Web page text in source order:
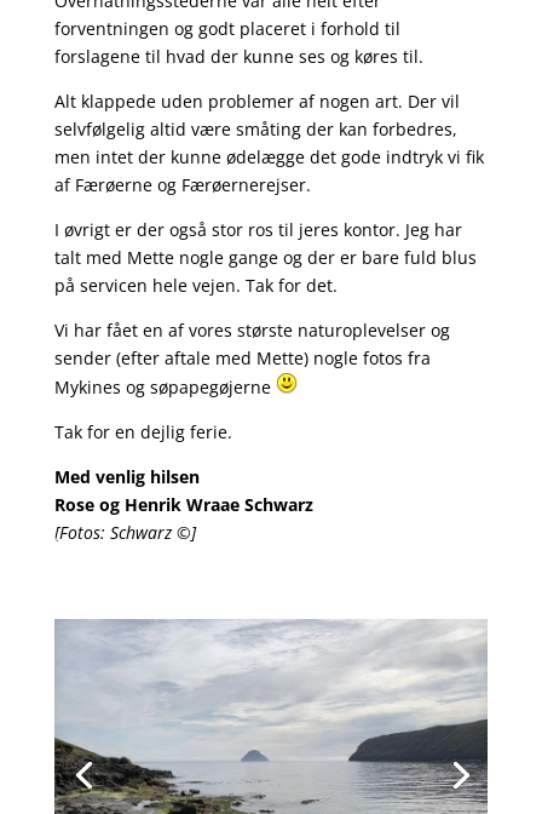
forventningen og godt placeret i forhold til
forslagene til hvad der kunne ses og køres til.
Alt klappede uden problemer af nogen art. Der vil
selvfølgelig altid være småting der kan forbedres,
men intet der kunne ødelægge det gode indtryk vi fik
af Færøerne og Færøernerejser.
I øvrigt er der også stor ros til jeres kontor. Jeg har
talt med Mette nogle gange og der er bare fuld blus
på servicen hele vejen. Tak for det.
Vi har fået en af vores største naturoplevelser og
sender (efter aftale med Mette) nogle fotos fra
Mykines og søpapegøjerne
Tak for en dejlig ferie.
Med venlig hilsen
Rose og Henrik Wraae Schwarz
[Fotos: Schwarz©]